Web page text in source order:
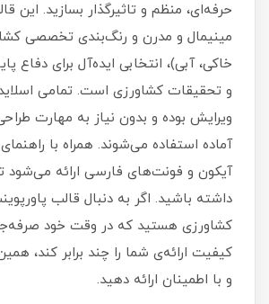
حرفه‌ای، منظم و تاثیرگذار بسازید. این
مینیمال و مدرن و رنگ‌بندی تخصصی
خاکی، آبی)، انتخابی ایده‌آل برای دفاع
و تحقیقات کشاورزی است. تمامی
ویرایش بوده و بدون نیاز به مهارت
آماده استفاده می‌شوند. همراه با
آیکون و فونت‌های فارسی ارائه می‌شود
داشته باشید. اگر به دنبال قالب
کشاورزی هستید که در وقت خود
کیفیت ارائه‌ی شما را چند برابر کند،
و با اطمینان ارائه دهید.